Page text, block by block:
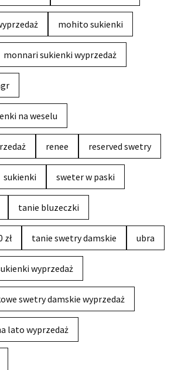
mohito sukienki
monnari sukienki wyprzedaż
na weselu
renee reserved swetry
sukienki sweter w paski
tanie bluzeczki
zł tanie swetry damskie ubra
wyprzedaż
swetry damskie wyprzedaż
lato wyprzedaż